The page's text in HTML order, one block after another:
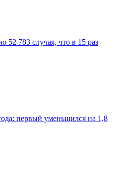
52 783 случая, что в 15 раз
первый уменьшился на 1,8